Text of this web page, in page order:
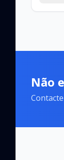
Não